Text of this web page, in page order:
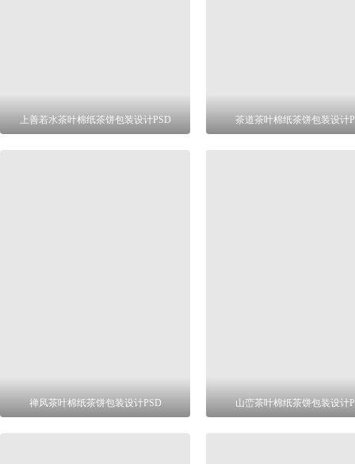
上善若水茶叶棉纸茶饼包装设计PSD 茶道茶叶棉纸茶饼包装设计
禅风茶叶棉纸茶饼包装设计PSD 山峦茶叶棉纸茶饼包装设计